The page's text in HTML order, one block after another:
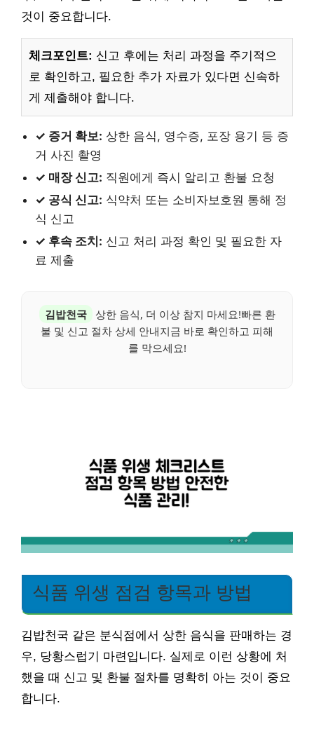
것이 중요합니다.
체크포인트: 신고 후에는 처리 과정을 주기적으
로 확인하고, 필요한 추가 자료가 있다면 신속하
게 제출해야 합니다.
✓ 증거 확보: 상한 음식, 영수증, 포장 용기 등 증
거 사진 촬영
✓ 매장 신고: 직원에게 즉시 알리고 환불 요청
✓ 공식 신고: 식약처 또는 소비자보호원 통해 정
식 신고
✓ 후속 조치: 신고 처리 과정 확인 및 필요한 자
료 제출
김밥천국
상한 음식, 더 이상 참지 마세요!빠른 환
불 및 신고 절차 상세 안내지금 바로 확인하고 피해
를 막으세요!
식품 위생 점검 항목과 방법
김밥천국 같은 분식점에서 상한 음식을 판매하는 경
우, 당황스럽기 마련입니다. 실제로 이런 상황에 처
했을 때 신고 및 환불 절차를 명확히 아는 것이 중요
합니다.